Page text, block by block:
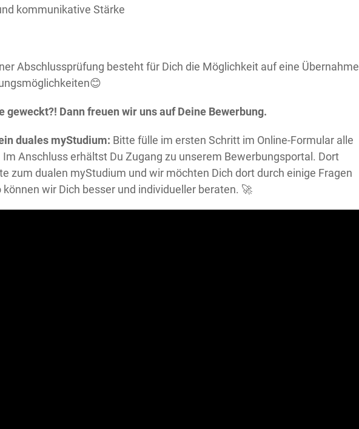
kommunikative Stärke
Abschlussprüfung besteht für Dich die Möglichkeit auf eine Übernahme
geweckt?! Dann freuen wir uns auf Deine Bewerbung.
duales myStudium: Bitte fülle im ersten Schritt im Online-Formular alle
Anschluss erhältst Du Zugang zu unserem Bewerbungsportal. Dort
zum dualen myStudium und wir möchten Dich dort durch einige Fragen
können wir Dich besser und individueller beraten. 🚀